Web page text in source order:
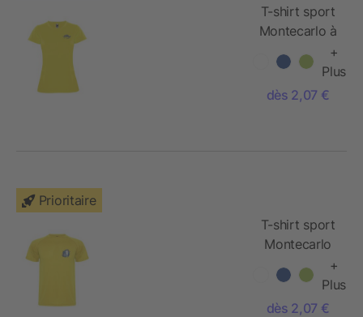
T-shirt sport
Montecarlo à
courtes pour
femme
+
Plus
dès 2,07 €
Prioritaire
T-shirt sport
Montecarlo
maille piquée
à manches
courtes pour
+
Plus
dès 2,07 €